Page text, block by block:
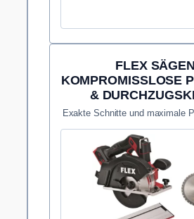
FLEX
KOMPROMISSLOSE
&
Exakte Schnitte und maximale
Baustelle.